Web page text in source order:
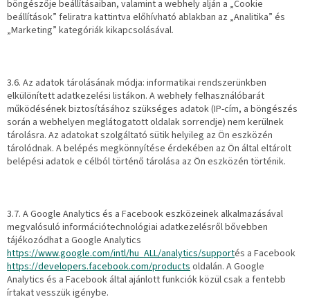
böngészője beállításaiban, valamint a webhely alján a „Cookie
beállítások” feliratra kattintva előhívható ablakban az „Analitika” és
„Marketing” kategóriák kikapcsolásával.
3.6. Az adatok tárolásának módja: informatikai rendszerünkben
elkülönített adatkezelési listákon. A webhely felhasználóbarát
működésének biztosításához szükséges adatok (IP-cím, a böngészés
során a webhelyen meglátogatott oldalak sorrendje) nem kerülnek
tárolásra. Az adatokat szolgáltató sütik helyileg az Ön eszközén
tárolódnak. A belépés megkönnyítése érdekében az Ön által eltárolt
belépési adatok e célból történő tárolása az Ön eszközén történik.
3.7. A Google Analytics és a Facebook eszközeinek alkalmazásával
megvalósuló információtechnológiai adatkezelésről bővebben
tájékozódhat a Google Analytics
https://www.google.com/intl/hu_ALL/analytics/supportés a Facebook
https://developers.facebook.com/products oldalán. A Google
Analytics és a Facebook által ajánlott funkciók közül csak a fentebb
írtakat vesszük igénybe.